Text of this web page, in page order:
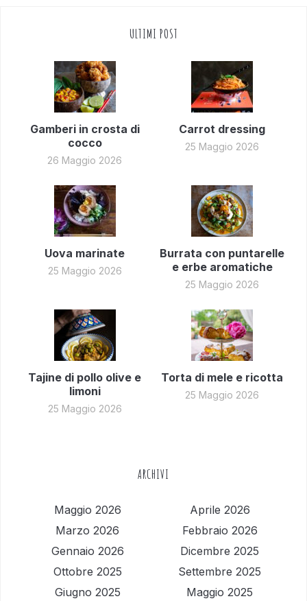
ULTIMI POST
Gamberi in crosta di
cocco
26 Maggio 2026
Carrot dressing
25 Maggio 2026
Uova marinate
25 Maggio 2026
Burrata con puntarelle
e erbe aromatiche
25 Maggio 2026
Tajine di pollo olive e
limoni
25 Maggio 2026
Torta di mele e ricotta
25 Maggio 2026
ARCHIVI
Maggio 2026
Aprile 2026
Marzo 2026
Febbraio 2026
Gennaio 2026
Dicembre 2025
Ottobre 2025
Settembre 2025
Giugno 2025
Maggio 2025